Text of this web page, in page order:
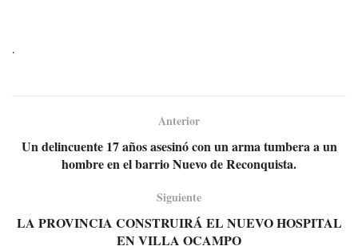
.
Anterior
Un delincuente 17 años asesinó con un arma tumbera a un
hombre en el barrio Nuevo de Reconquista.
Siguiente
LA PROVINCIA CONSTRUIRÁ EL NUEVO HOSPITAL
EN VILLA OCAMPO